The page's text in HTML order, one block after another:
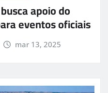
apoio do
eventos oficiais
mar 13, 2025